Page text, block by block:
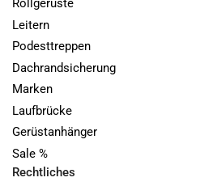
Rollgerüste
Leitern
Podesttreppen
Dachrandsicherung
Marken
Laufbrücke
Gerüstanhänger
Sale %
Rechtliches